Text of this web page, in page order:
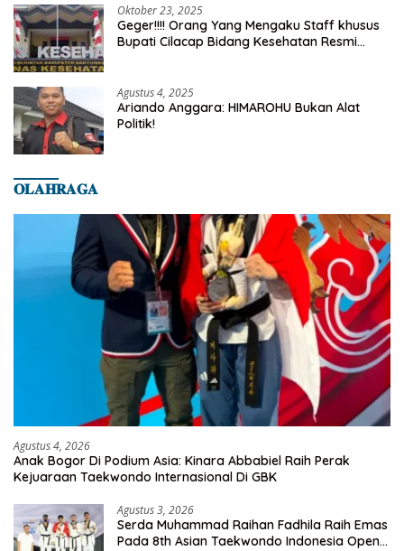
Oktober 23, 2025
Geger!!!! Orang Yang Mengaku Staff khusus
Bupati Cilacap Bidang Kesehatan Resmi
Agustus 4, 2025
Ariando Anggara: HIMAROHU Bukan Alat
Politik!
𝐎𝐋𝐀𝐇𝐑𝐀𝐆𝐀
Agustus 4, 2026
Anak Bogor Di Podium Asia: Kinara Abbabiel Raih Perak
Kejuaraan Taekwondo Internasional Di GBK
Agustus 3, 2026
Serda Muhammad Raihan Fadhila Raih Emas
Pada 8th Asian Taekwondo Indonesia Open